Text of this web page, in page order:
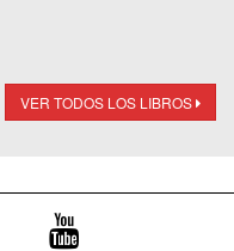
VER TODOS LOS LIBROS